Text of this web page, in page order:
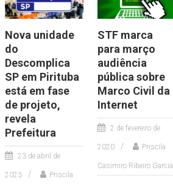
Nova unidade
do
Descomplica
SP em Pirituba
está em fase
de projeto,
revela
Prefeitura
23 de abril de
2023 Priscila
STF marca
para março
audiência
pública sobre
Marco Civil da
Internet
2 de fevereiro de
2020 Priscila
Casimiro Ribeiro Garcia